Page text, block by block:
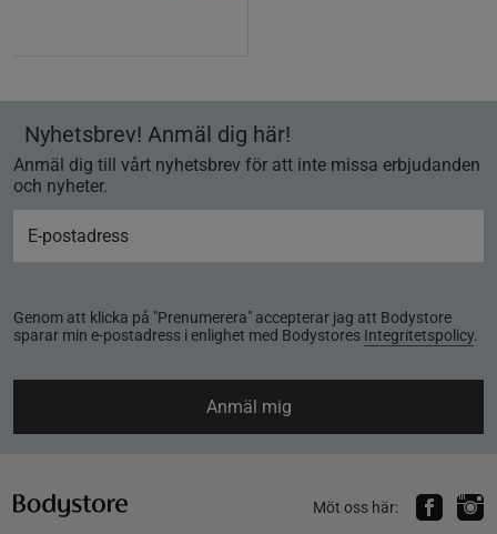
Nyhetsbrev! Anmäl dig här!
Anmäl dig till vårt nyhetsbrev för att inte missa erbjudanden
och nyheter.
Genom att klicka på "Prenumerera" accepterar jag att Bodystore
sparar min e-postadress i enlighet med Bodystores Integritetspolicy.
Anmäl mig
Möt oss här: